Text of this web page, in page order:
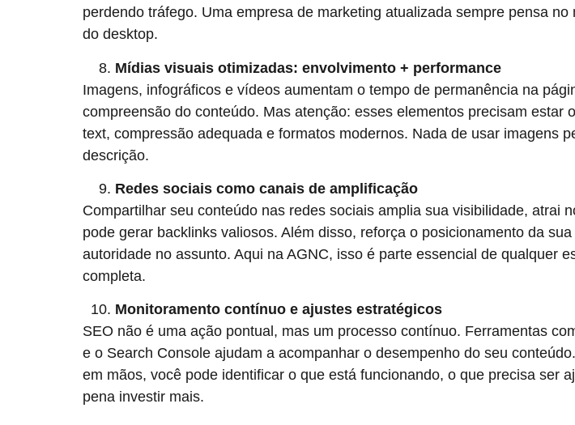
perdendo tráfego. Uma empresa de marketing atualizada sempre pensa no
do desktop.
Mídias visuais otimizadas: envolvimento + performance
Imagens, infográficos e vídeos aumentam o tempo de permanência na
compreensão do conteúdo. Mas atenção: esses elementos precisam estar
text, compressão adequada e formatos modernos. Nada de usar imagens
descrição.
Redes sociais como canais de amplificação
Compartilhar seu conteúdo nas redes sociais amplia sua visibilidade, atrai
pode gerar backlinks valiosos. Além disso, reforça o posicionamento da
autoridade no assunto. Aqui na AGNC, isso é parte essencial de qualquer
completa.
Monitoramento contínuo e ajustes estratégicos
SEO não é uma ação pontual, mas um processo contínuo. Ferramentas
e o Search Console ajudam a acompanhar o desempenho do seu
em mãos, você pode identificar o que está funcionando, o que precisa ser
pena investir mais.